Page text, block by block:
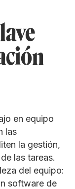
en equipo
las
la gestión,
las tareas.
del equipo:
software de